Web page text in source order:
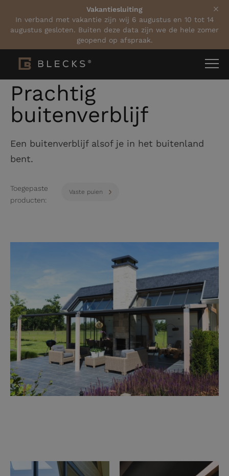
Vakantiesluiting
In verband met vakantie zijn wij 6 augustus en 10 tot 14
augustus gesloten. Buiten deze data zijn we de hele zomer
geopend op afspraak.
Home Projecten
Prachtig
buitenverblijf
Een buitenverblijf alsof je in het buitenland
bent.
Toegepaste
producten:
Vaste puien